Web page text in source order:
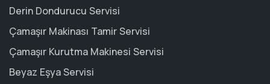
Derin Dondurucu Servisi
Çamaşır Makinası Tamir Servisi
Çamaşır Kurutma Makinesi Servisi
Beyaz Eşya Servisi